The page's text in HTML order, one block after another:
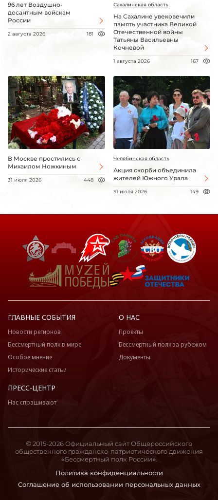
96 лет Воздушно-
десантным войскам
России
2 августа 2026 181
Сахалинская область
На Сахалине увековечили
память участника Великой
Отечественной войны
Татьяны Васильевны
Кочневой
1 августа 2026 167
В Москве простились с
Михаилом Ножкиным
31 июля 2026 448
Челябинская область
Акция скорби объединила
жителей Южного Урала
31 июля 2026 149
ГЛАВНЫЕ СОБЫТИЯ
Новости регионов
Бессмертный полк в мире
Особое мнение
Исторические статьи
О НАС
Проекты
Бессмертный полк за рубежом
Документы
ПРЕСС-ЦЕНТР
Нас спрашивают
Политика конфиденциальности
Соглашение об использовании персональных данных
© 2015-2026 Официальный сайт Общероссийского
общественного гражданско-патриотического движения
«Бессмертный полк России».